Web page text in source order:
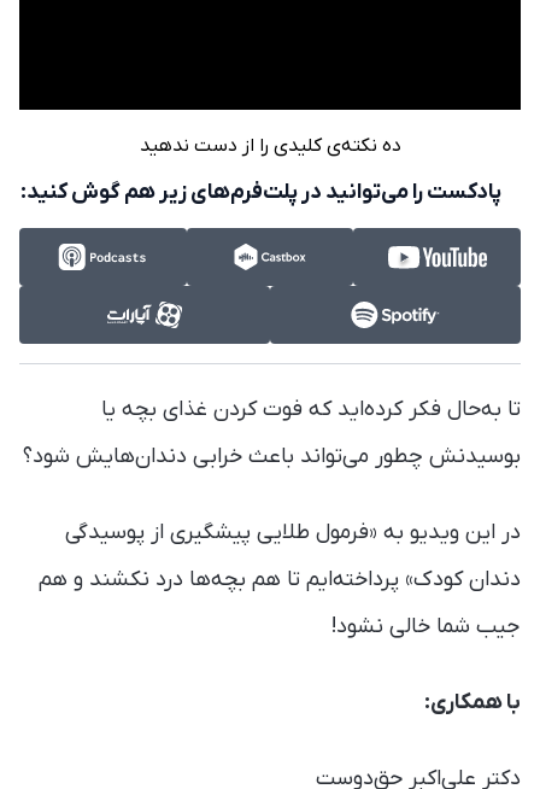
ده نکته‌ی کلیدی را از دست ندهید
پادکست را می‌توانید در پلت‌فرم‌های زیر هم گوش کنید:
تا ‌به‌حال فکر کرده‌اید که فوت کردن غذای بچه یا
بوسیدنش چطور می‌تواند باعث خرابی دندان‌هایش شود؟
در این ویدیو به «فرمول طلایی پیشگیری از پوسیدگی
دندان کودک» پرداخته‌ایم تا هم بچه‌ها درد نکشند و هم
جیب شما خالی نشود!
با همکاری:
دکتر علی‌اکبر حق‌دوست